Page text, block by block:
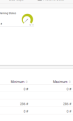
(SNMP)
HPE ProLiant.